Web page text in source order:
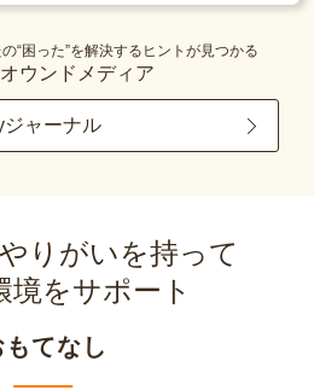
“困った”を解決するヒントが見つかる
ウンドメディア
ジャーナル
りがいを持って
境をサポート
もてなし